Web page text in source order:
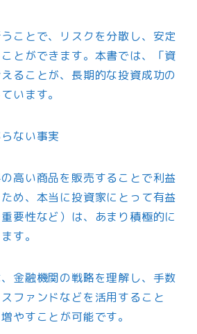
ことで、リスクを分散し、安定
とができます。本書では、「資
ることが、長期的な投資成功の
います。
ない事実
高い商品を販売することで利益
め、本当に投資家にとって有益
要性など）は、あまり積極的に
す。
金融機関の戦略を理解し、手数
ファンドなどを活用すること
やすことが可能です。